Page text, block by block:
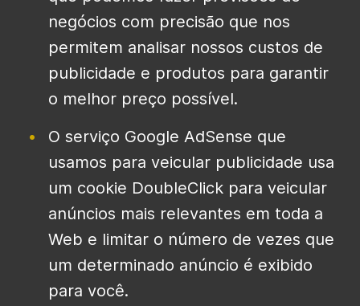
negócios com precisão que nos
permitem analisar nossos custos de
publicidade e produtos para garantir
o melhor preço possível.
O serviço Google AdSense que
usamos para veicular publicidade usa
um cookie DoubleClick para veicular
anúncios mais relevantes em toda a
Web e limitar o número de vezes que
um determinado anúncio é exibido
para você.